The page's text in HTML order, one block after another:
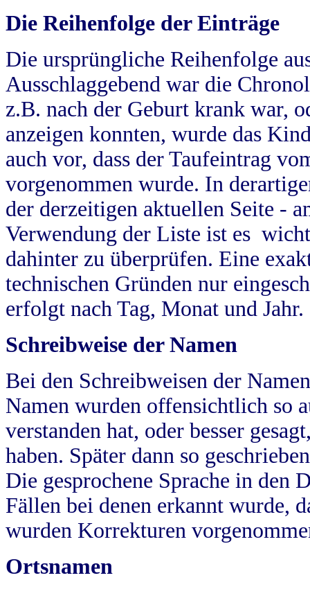
Die Reihenfolge der Einträge
Die ursprüngliche Reihenfolge
Ausschlaggebend war die
z.B. nach der Geburt krank war,
anzeigen konnten, wurde das
auch vor, dass der Taufeintrag
vorgenommen wurde. In
der derzeitigen aktuellen Seite -
Verwendung der Liste ist es
dahinter zu überprüfen. Eine
technischen Gründen nur
erfolgt nach Tag, Monat und Jahr.
Schreibweise der Namen
Bei den Schreibweisen der
Namen wurden offensichtlich so
verstanden hat, oder besser
haben. Später dann so
Die gesprochene Sprache in
Fällen bei denen erkannt wurde,
wurden Korrekturen
Ortsnamen